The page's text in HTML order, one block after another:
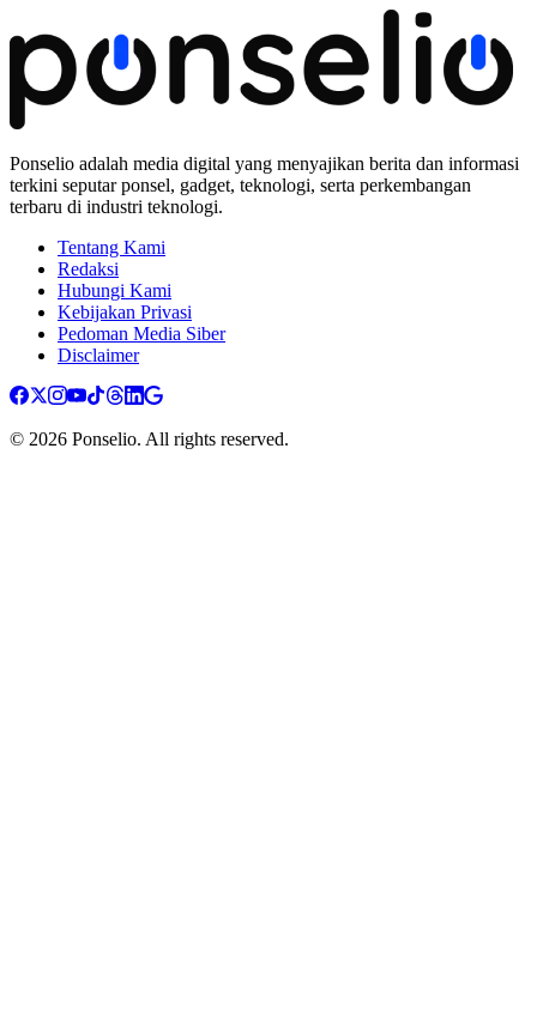
Ponselio adalah media digital yang menyajikan berita dan informasi
terkini seputar ponsel, gadget, teknologi, serta perkembangan
terbaru di industri teknologi.
Tentang Kami
Redaksi
Hubungi Kami
Kebijakan Privasi
Pedoman Media Siber
Disclaimer
© 2026 Ponselio. All rights reserved.